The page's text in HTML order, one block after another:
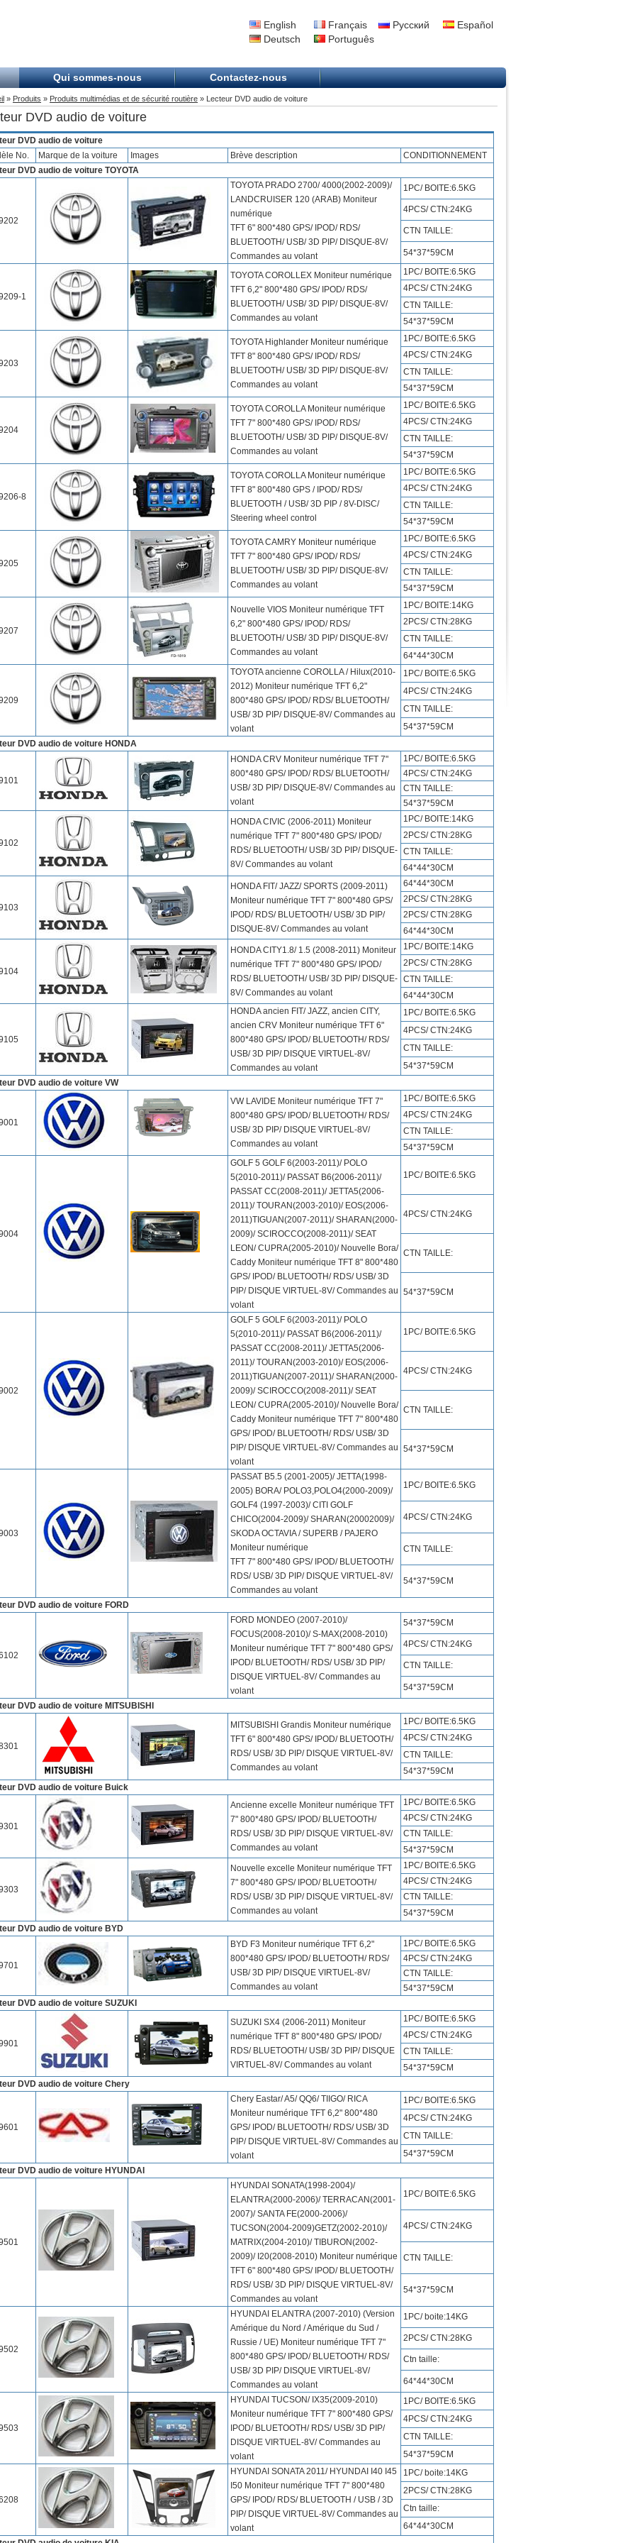
English Français Русский
Español
Deutsch
Português
Qui sommes-nous Contactez-nous
» Produits » Produits multimédias et de sécurité routière » Lecteur DVD audio de voiture
DVD audio de voiture
DVD audio de voiture
No.
Marque de la voiture Images Brève description
CONDITIONNEMENT
DVD audio de voiture TOYOTA
TOYOTA PRADO 2700/ 4000(2002-2009)/
LANDCRUISER 120 (ARAB) Moniteur
numérique
TFT 6" 800*480 GPS/ IPOD/ RDS/
BLUETOOTH/ USB/ 3D PIP/ DISQUE-8V/
Commandes au volant
1PC/ BOITE:6.5KG
4PCS/ CTN:24KG
CTN TAILLE:
54*37*59CM
1
TOYOTA COROLLEX Moniteur numérique
TFT 6,2" 800*480 GPS/ IPOD/ RDS/
BLUETOOTH/ USB/ 3D PIP/ DISQUE-8V/
Commandes au volant
1PC/ BOITE:6.5KG
4PCS/ CTN:24KG
CTN TAILLE:
54*37*59CM
TOYOTA Highlander Moniteur numérique
TFT 8" 800*480 GPS/ IPOD/ RDS/
BLUETOOTH/ USB/ 3D PIP/ DISQUE-8V/
Commandes au volant
1PC/ BOITE:6.5KG
4PCS/ CTN:24KG
CTN TAILLE:
54*37*59CM
TOYOTA COROLLA Moniteur numérique
TFT 7" 800*480 GPS/ IPOD/ RDS/
BLUETOOTH/ USB/ 3D PIP/ DISQUE-8V/
Commandes au volant
1PC/ BOITE:6.5KG
4PCS/ CTN:24KG
CTN TAILLE:
54*37*59CM
8
TOYOTA COROLLA Moniteur numérique
TFT 8" 800*480 GPS / IPOD/ RDS/
BLUETOOTH / USB/ 3D PIP / 8V-DISC/
Steering wheel control
1PC/ BOITE:6.5KG
4PCS/ CTN:24KG
CTN TAILLE:
54*37*59CM
TOYOTA CAMRY Moniteur numérique
TFT 7" 800*480 GPS/ IPOD/ RDS/
BLUETOOTH/ USB/ 3D PIP/ DISQUE-8V/
Commandes au volant
1PC/ BOITE:6.5KG
4PCS/ CTN:24KG
CTN TAILLE:
54*37*59CM
Nouvelle VIOS Moniteur numérique TFT
6,2" 800*480 GPS/ IPOD/ RDS/
BLUETOOTH/ USB/ 3D PIP/ DISQUE-8V/
Commandes au volant
1PC/ BOITE:14KG
2PCS/ CTN:28KG
CTN TAILLE:
64*44*30CM
TOYOTA ancienne COROLLA / Hilux(2010-
2012) Moniteur numérique TFT 6,2"
800*480 GPS/ IPOD/ RDS/ BLUETOOTH/
USB/ 3D PIP/ DISQUE-8V/ Commandes au
volant
1PC/ BOITE:6.5KG
4PCS/ CTN:24KG
CTN TAILLE:
54*37*59CM
DVD audio de voiture HONDA
HONDA CRV Moniteur numérique TFT 7"
800*480 GPS/ IPOD/ RDS/ BLUETOOTH/
USB/ 3D PIP/ DISQUE-8V/ Commandes au
volant
1PC/ BOITE:6.5KG
4PCS/ CTN:24KG
CTN TAILLE:
54*37*59CM
HONDA CIVIC (2006-2011) Moniteur
numérique TFT 7" 800*480 GPS/ IPOD/
RDS/ BLUETOOTH/ USB/ 3D PIP/ DISQUE-
8V/ Commandes au volant
1PC/ BOITE:14KG
2PCS/ CTN:28KG
CTN TAILLE:
64*44*30CM
HONDA FIT/ JAZZ/ SPORTS (2009-2011)
Moniteur numérique TFT 7" 800*480 GPS/
IPOD/ RDS/ BLUETOOTH/ USB/ 3D PIP/
DISQUE-8V/ Commandes au volant
64*44*30CM
2PCS/ CTN:28KG
2PCS/ CTN:28KG
64*44*30CM
HONDA CITY1.8/ 1.5 (2008-2011) Moniteur
numérique TFT 7" 800*480 GPS/ IPOD/
RDS/ BLUETOOTH/ USB/ 3D PIP/ DISQUE-
8V/ Commandes au volant
1PC/ BOITE:14KG
2PCS/ CTN:28KG
CTN TAILLE:
64*44*30CM
HONDA ancien FIT/ JAZZ, ancien CITY,
ancien CRV Moniteur numérique TFT 6"
800*480 GPS/ IPOD/ BLUETOOTH/ RDS/
USB/ 3D PIP/ DISQUE VIRTUEL-8V/
Commandes au volant
1PC/ BOITE:6.5KG
4PCS/ CTN:24KG
CTN TAILLE:
54*37*59CM
DVD audio de voiture VW
VW LAVIDE Moniteur numérique TFT 7"
800*480 GPS/ IPOD/ BLUETOOTH/ RDS/
USB/ 3D PIP/ DISQUE VIRTUEL-8V/
Commandes au volant
1PC/ BOITE:6.5KG
4PCS/ CTN:24KG
CTN TAILLE:
54*37*59CM
GOLF 5 GOLF 6(2003-2011)/ POLO
5(2010-2011)/ PASSAT B6(2006-2011)/
PASSAT CC(2008-2011)/ JETTA5(2006-
2011)/ TOURAN(2003-2010)/ EOS(2006-
2011)TIGUAN(2007-2011)/ SHARAN(2000-
2009)/ SCIROCCO(2008-2011)/ SEAT
LEON/ CUPRA(2005-2010)/ Nouvelle Bora/
Caddy Moniteur numérique TFT 8" 800*480
GPS/ IPOD/ BLUETOOTH/ RDS/ USB/ 3D
PIP/ DISQUE VIRTUEL-8V/ Commandes au
volant
1PC/ BOITE:6.5KG
4PCS/ CTN:24KG
CTN TAILLE:
54*37*59CM
GOLF 5 GOLF 6(2003-2011)/ POLO
5(2010-2011)/ PASSAT B6(2006-2011)/
PASSAT CC(2008-2011)/ JETTA5(2006-
2011)/ TOURAN(2003-2010)/ EOS(2006-
2011)TIGUAN(2007-2011)/ SHARAN(2000-
2009)/ SCIROCCO(2008-2011)/ SEAT
LEON/ CUPRA(2005-2010)/ Nouvelle Bora/
Caddy Moniteur numérique TFT 7" 800*480
GPS/ IPOD/ BLUETOOTH/ RDS/ USB/ 3D
PIP/ DISQUE VIRTUEL-8V/ Commandes au
volant
1PC/ BOITE:6.5KG
4PCS/ CTN:24KG
CTN TAILLE:
54*37*59CM
PASSAT B5.5 (2001-2005)/ JETTA(1998-
2005) BORA/ POLO3,POLO4(2000-2009)/
GOLF4 (1997-2003)/ CITI GOLF
CHICO(2004-2009)/ SHARAN(20002009)/
SKODA OCTAVIA / SUPERB / PAJERO
Moniteur numérique
TFT 7" 800*480 GPS/ IPOD/ BLUETOOTH/
RDS/ USB/ 3D PIP/ DISQUE VIRTUEL-8V/
Commandes au volant
1PC/ BOITE:6.5KG
4PCS/ CTN:24KG
CTN TAILLE:
54*37*59CM
DVD audio de voiture FORD
FORD MONDEO (2007-2010)/
FOCUS(2008-2010)/ S-MAX(2008-2010)
Moniteur numérique TFT 7" 800*480 GPS/
IPOD/ BLUETOOTH/ RDS/ USB/ 3D PIP/
DISQUE VIRTUEL-8V/ Commandes au
volant
54*37*59CM
4PCS/ CTN:24KG
CTN TAILLE:
54*37*59CM
DVD audio de voiture MITSUBISHI
MITSUBISHI Grandis Moniteur numérique
TFT 6" 800*480 GPS/ IPOD/ BLUETOOTH/
RDS/ USB/ 3D PIP/ DISQUE VIRTUEL-8V/
Commandes au volant
1PC/ BOITE:6.5KG
4PCS/ CTN:24KG
CTN TAILLE:
54*37*59CM
DVD audio de voiture Buick
Ancienne excelle Moniteur numérique TFT
7" 800*480 GPS/ IPOD/ BLUETOOTH/
RDS/ USB/ 3D PIP/ DISQUE VIRTUEL-8V/
Commandes au volant
1PC/ BOITE:6.5KG
4PCS/ CTN:24KG
CTN TAILLE:
54*37*59CM
Nouvelle excelle Moniteur numérique TFT
7" 800*480 GPS/ IPOD/ BLUETOOTH/
RDS/ USB/ 3D PIP/ DISQUE VIRTUEL-8V/
Commandes au volant
1PC/ BOITE:6.5KG
4PCS/ CTN:24KG
CTN TAILLE:
54*37*59CM
DVD audio de voiture BYD
BYD F3 Moniteur numérique TFT 6,2"
800*480 GPS/ IPOD/ BLUETOOTH/ RDS/
USB/ 3D PIP/ DISQUE VIRTUEL-8V/
Commandes au volant
1PC/ BOITE:6.5KG
4PCS/ CTN:24KG
CTN TAILLE:
54*37*59CM
DVD audio de voiture SUZUKI
SUZUKI SX4 (2006-2011) Moniteur
numérique TFT 8" 800*480 GPS/ IPOD/
RDS/ BLUETOOTH/ USB/ 3D PIP/ DISQUE
VIRTUEL-8V/ Commandes au volant
1PC/ BOITE:6.5KG
4PCS/ CTN:24KG
CTN TAILLE:
54*37*59CM
DVD audio de voiture Chery
Chery Eastar/ A5/ QQ6/ TIIGO/ RICA
Moniteur numérique TFT 6,2" 800*480
GPS/ IPOD/ BLUETOOTH/ RDS/ USB/ 3D
PIP/ DISQUE VIRTUEL-8V/ Commandes au
volant
1PC/ BOITE:6.5KG
4PCS/ CTN:24KG
CTN TAILLE:
54*37*59CM
DVD audio de voiture HYUNDAI
HYUNDAI SONATA(1998-2004)/
ELANTRA(2000-2006)/ TERRACAN(2001-
2007)/ SANTA FE(2000-2006)/
TUCSON(2004-2009)GETZ(2002-2010)/
MATRIX(2004-2010)/ TIBURON(2002-
2009)/ I20(2008-2010) Moniteur numérique
TFT 6" 800*480 GPS/ IPOD/ BLUETOOTH/
RDS/ USB/ 3D PIP/ DISQUE VIRTUEL-8V/
Commandes au volant
1PC/ BOITE:6.5KG
4PCS/ CTN:24KG
CTN TAILLE:
54*37*59CM
HYUNDAI ELANTRA (2007-2010) (Version
Amérique du Nord / Amérique du Sud /
Russie / UE) Moniteur numérique TFT 7"
800*480 GPS/ IPOD/ BLUETOOTH/ RDS/
USB/ 3D PIP/ DISQUE VIRTUEL-8V/
Commandes au volant
1PC/ boite:14KG
2PCS/ CTN:28KG
Ctn taille:
64*44*30CM
HYUNDAI TUCSON/ IX35(2009-2010)
Moniteur numérique TFT 7" 800*480 GPS/
IPOD/ BLUETOOTH/ RDS/ USB/ 3D PIP/
DISQUE VIRTUEL-8V/ Commandes au
volant
1PC/ BOITE:6.5KG
4PCS/ CTN:24KG
CTN TAILLE:
54*37*59CM
HYUNDAI SONATA 2011/ HYUNDAI I40 I45
I50 Moniteur numérique TFT 7" 800*480
GPS/ IPOD/ RDS/ BLUETOOTH / USB / 3D
PIP/ DISQUE VIRTUEL-8V/ Commandes au
volant
1PC/ boite:14KG
2PCS/ CTN:28KG
Ctn taille:
64*44*30CM